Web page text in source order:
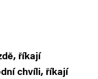
říkají
chvíli, říkají